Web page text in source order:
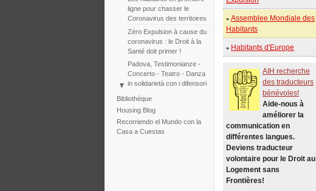
ligne pour chasser le
Coronavirus des territoires
Zéro Expulsion à cause du
coronavirus : le Droit à la
Santé doit primer !
Padova, Testimonianze -
Concerto - Teatro - Danza
in solidarietà con i difensori
Face à l'échec de la
International des
Expulsions relance
Bibliothèque
Housing Blog
Recorriendo el Mundo con la
Casa a Cuestas
»Assemblee Mondiale des
Habitants
» Habitants d'Europe
AIH recherche
des traducteurs
bénévoles!
Aide-nous à
améliorer la
communication en
différentes langues.
Deviens traducteur
volontaire pour le Droit au
Logement sans
Frontières!